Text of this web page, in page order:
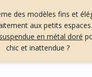
des modèles fins et
aux petits
en métal doré
chic et inattendue ?